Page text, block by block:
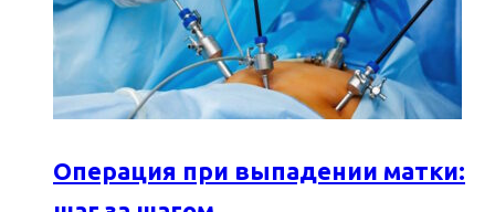
Операция при выпадении матки: